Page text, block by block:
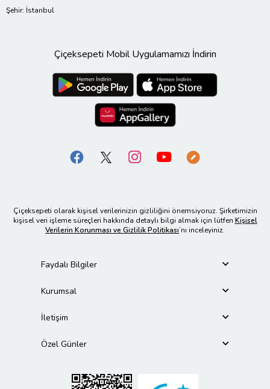
Şehir: İstanbul
Çiçeksepeti Mobil Uygulamamızı İndirin
Çiçeksepeti olarak kişisel verilerinizin gizliliğini önemsiyoruz. Şirketimizin
kişisel veri işleme süreçleri hakkında detaylı bilgi almak için lütfen Kişisel
Verilerin Korunması ve Gizlilik Politikası’nı inceleyiniz.
Faydalı Bilgiler
Kurumsal
İletişim
Özel Günler